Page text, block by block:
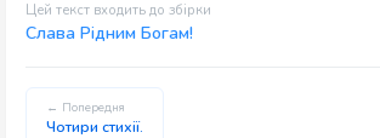
Цей текст входить до збірки
Слава Рідним Богам!
← Попередня
Чотири стихії.